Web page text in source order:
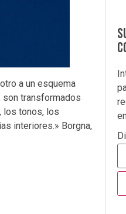
a un esquema
son transformados
los tonos, los
interiores.» Borgna,